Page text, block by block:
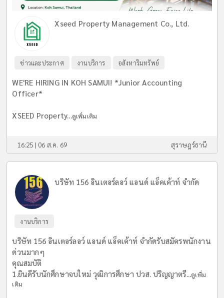
Xseed Property Management Co., Ltd.
ข่าวและประกาศ งานบริการ อสังหาริมทรัพย์
WE'RE HIRING IN KOH SAMUI! *Junior Accounting
Officer*
XSEED Property...ดูเพิ่มเติม
16:25 | 06 ส.ค. 69 สุราษฎร์ธานี
บริษัท 156 อินเตอร์ลอว์ แอนด์ แอ็คเค้าท์ จำกัด
งานบริการ
บริษัท 156 อินเตอร์ลอว์ แอนด์ แอ็คเค้าท์ จำกัดรับสมัครพนักงาน
ด่วนมากๆ
คุณสมบัติ
1.ยินดีรับนักศึกษาจบใหม่ วุฒิการศึกษา ปวส. ปริญญาตรี...ดูเพิ่ม
เติม